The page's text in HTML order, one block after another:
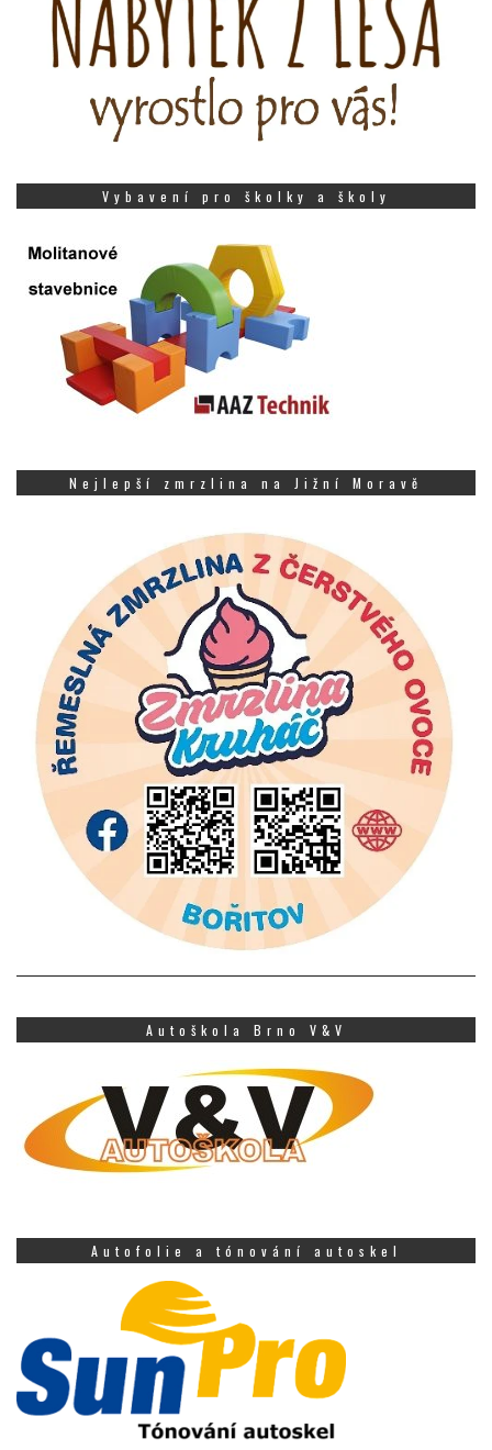
Vybavení pro školky a školy
Nejlepší zmrzlina na Jižní Moravě
Autoškola Brno V&V
Autofolie a tónování autoskel